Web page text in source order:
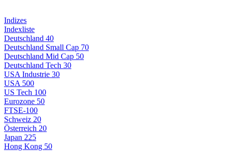
Indizes
Indexliste
Deutschland 40
Deutschland Small Cap 70
Deutschland Mid Cap 50
Deutschland Tech 30
USA Industrie 30
USA 500
US Tech 100
Eurozone 50
FTSE-100
Schweiz 20
Österreich 20
Japan 225
Hong Kong 50